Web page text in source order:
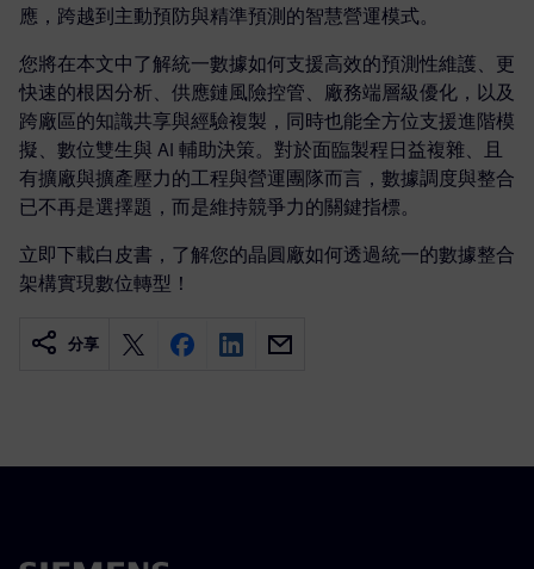
應，跨越到主動預防與精準預測的智慧營運模式。
您將在本文中了解統一數據如何支援高效的預測性維護、更
快速的根因分析、供應鏈風險控管、廠務端層級優化，以及
跨廠區的知識共享與經驗複製，同時也能全方位支援進階模
擬、數位雙生與 AI 輔助決策。對於面臨製程日益複雜、且
有擴廠與擴產壓力的工程與營運團隊而言，數據調度與整合
已不再是選擇題，而是維持競爭力的關鍵指標。
立即下載白皮書，了解您的晶圓廠如何透過統一的數據整合
架構實現數位轉型！
分享